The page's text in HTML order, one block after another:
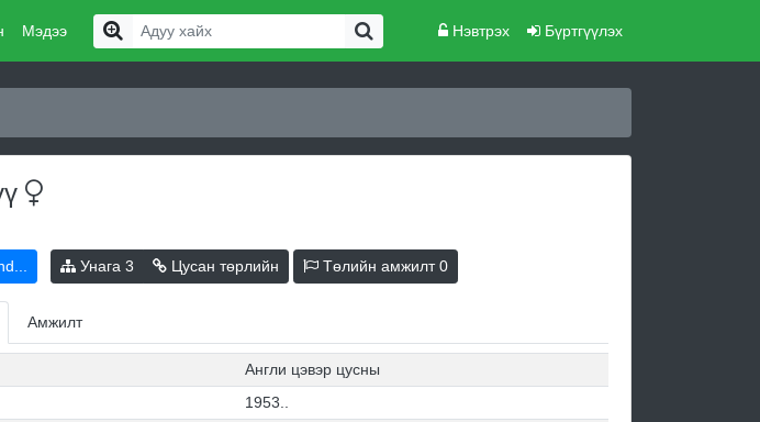
Мэдээ Нэвтрэх Бүртгүүлэх
Унага 3 Цусан төрлийн Төлийн амжилт0
Амжилт
Англи цэвэр цусны
1953..